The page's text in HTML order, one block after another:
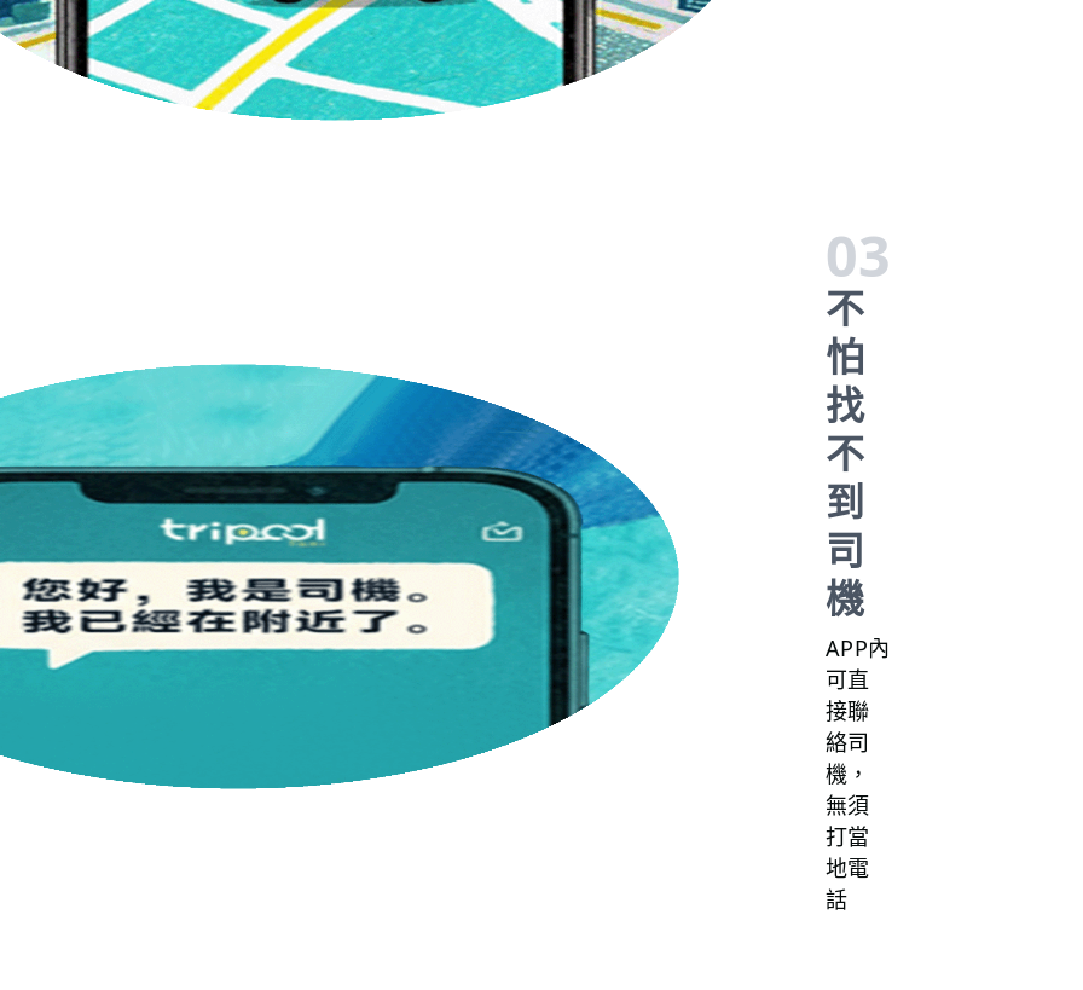
03
不
怕
找
不
到
司
機
APP內
可直
接聯
絡司
機，
無須
打當
地電
話